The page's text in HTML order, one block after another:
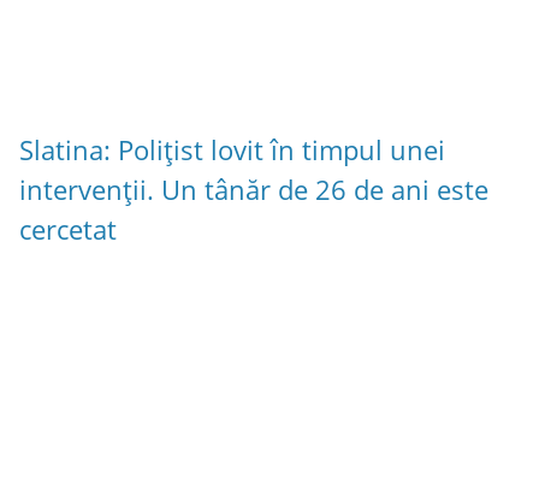
Slatina: Polițist lovit în timpul unei
intervenții. Un tânăr de 26 de ani este
cercetat